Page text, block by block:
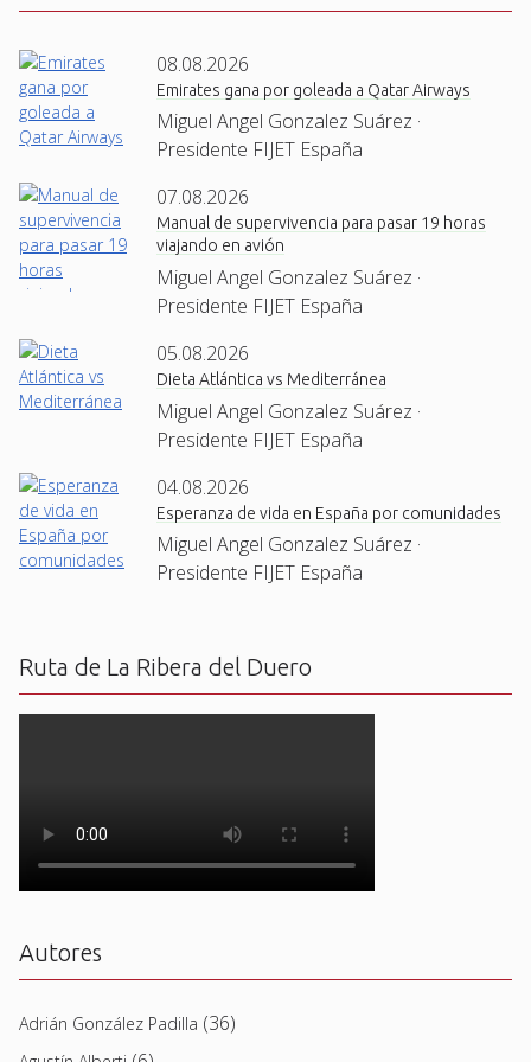
08.08.2026
Emirates gana por goleada a Qatar Airways
Miguel Angel Gonzalez Suárez ·
Presidente FIJET España
07.08.2026
Manual de supervivencia para pasar 19 horas
viajando en avión
Miguel Angel Gonzalez Suárez ·
Presidente FIJET España
05.08.2026
Dieta Atlántica vs Mediterránea
Miguel Angel Gonzalez Suárez ·
Presidente FIJET España
04.08.2026
Esperanza de vida en España por comunidades
Miguel Angel Gonzalez Suárez ·
Presidente FIJET España
Ruta de La Ribera del Duero
Autores
Adrián González Padilla (36)